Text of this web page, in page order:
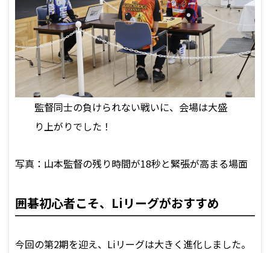
監督同士の負けられない戦いに、会場は大盛
り上がりでした！
写真：山本監督の残り時間が18秒と緊張が高まる場面
囲碁初心者こそ、Liリーグがおすすめ
今回の第2期を迎え、Liリーグは大きく進化しました。